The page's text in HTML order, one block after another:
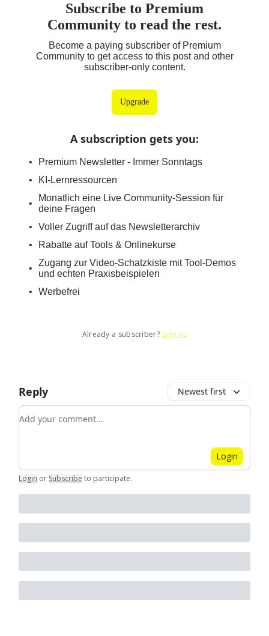
Subscribe to Premium
Community to read the rest.
Become a paying subscriber of Premium
Community to get access to this post and other
subscriber-only content.
Upgrade
A subscription gets you:
Premium Newsletter - Immer Sonntags
KI-Lernressourcen
Monatlich eine Live Community-Session für
deine Fragen
Voller Zugriff auf das Newsletterarchiv
Rabatte auf Tools & Onlinekurse
Zugang zur Video-Schatzkiste mit Tool-Demos
und echten Praxisbeispielen
Werbefrei
Already a subscriber? Sign in.
Reply Newest first
Add your comment
Login
Login or Subscribe to participate.